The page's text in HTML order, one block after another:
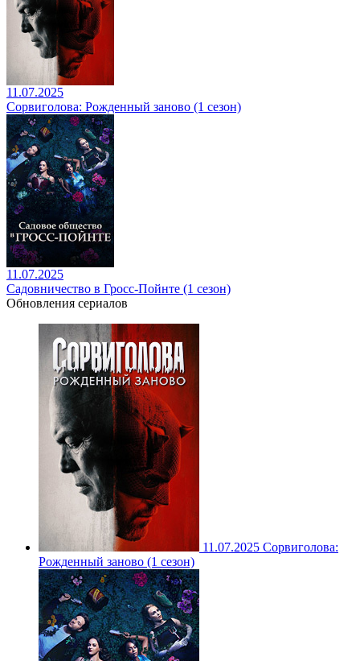
11.07.2025
Сорвиголова: Рожденный заново (1 сезон)
11.07.2025
Садовничество в Гросс-Пойнте (1 сезон)
Обновления сериалов
11.07.2025 Сорвиголова:
Рожденный заново (1 сезон)